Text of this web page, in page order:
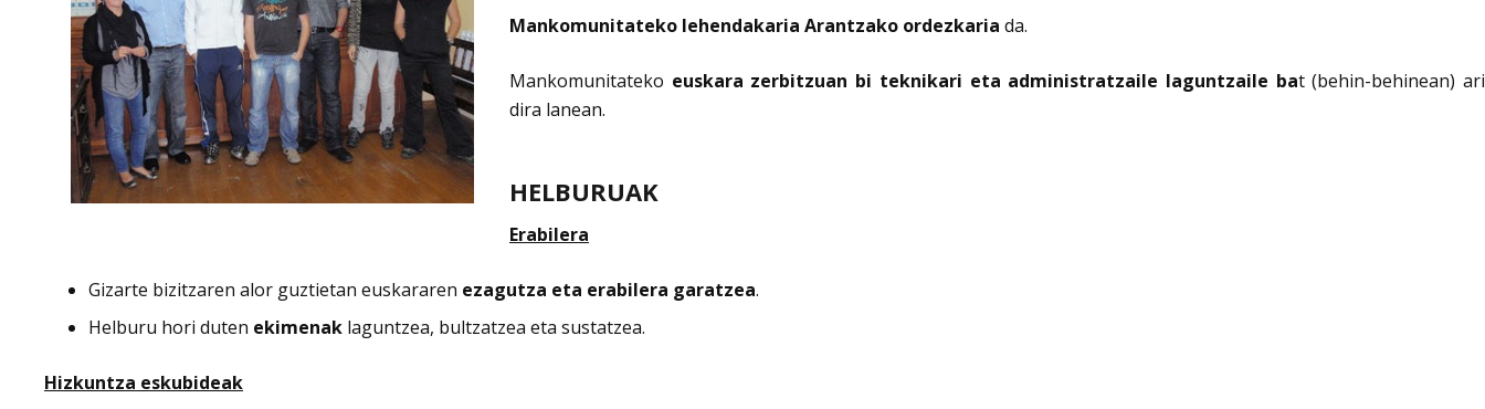
Mankomunitateko lehendakaria Arantzako ordezkaria da.
Mankomunitateko euskara zerbitzuan bi teknikari eta administratzaile laguntzaile bat (behin-behinean) ari
dira lanean.
HELBURUAK
Erabilera
Gizarte bizitzaren alor guztietan euskararen ezagutza eta erabilera garatzea.
Helburu hori duten ekimenak laguntzea, bultzatzea eta sustatzea.
Hizkuntza eskubideak